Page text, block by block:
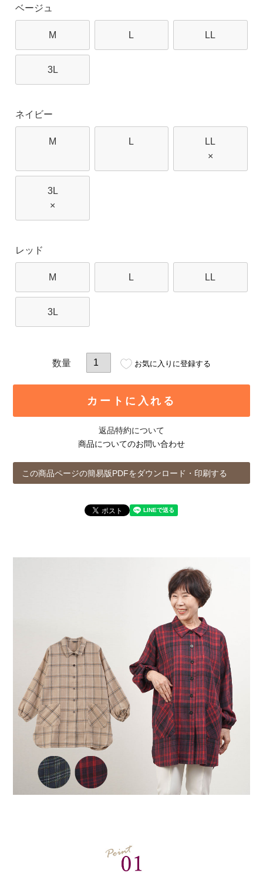
ベージュ
M L LL
3L
ネイビー
M L
LL
×
3L
×
レッド
M L LL
3L
お気に入りに登録する
カートに入れる
返品特約について
商品についてのお問い合わせ
この商品ページの簡易版PDFをダウンロード・印刷する